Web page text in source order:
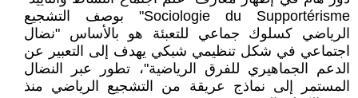
Sociologie du Supportérisme" بوصف التشجيع
الرياضي كسلوك جماعي للتعبئة هو بالأساس "نضال
اجتماعي في شكل تنظيمي شبكي يهدف إلى التعبير عن
الدعم الجماهيري للفرق الرياضية"، تطور عبر النضال
المستمر إلى نماذج عريقة من التشجيع الرياضي منذ